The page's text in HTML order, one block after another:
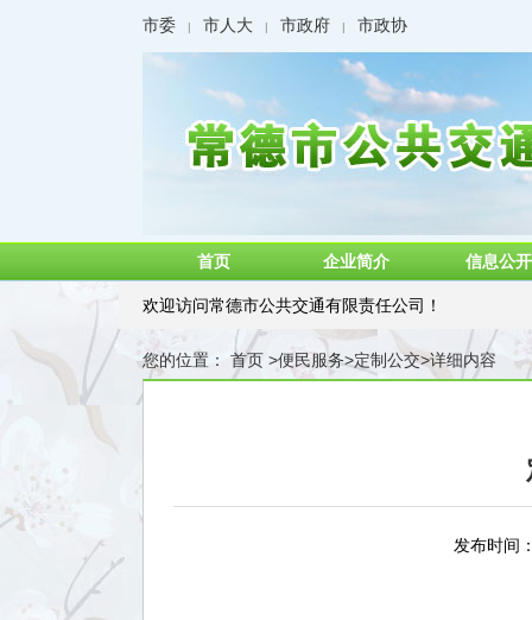
市委 | 市人大 | 市政府 | 市政协
首页 企业简介 信息公开
欢迎访问常德市公共交通有限责任公司！
您的位置： 首页 >便民服务>定制公交>详细内容
发布时间